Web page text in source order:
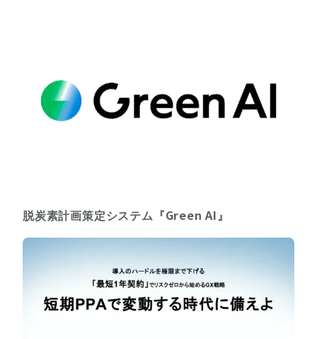
脱炭素計画策定システム『Green AI』